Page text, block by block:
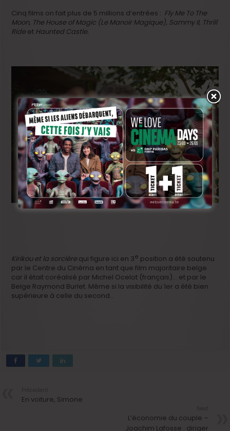
Cinq films on fait plus de 5 millions d’entrées : Fly Me To The
Moon, The House of Magic (Le Manoir Magique), Sammy II, Thrill
Ride et Haunted Castle.
Kirikou et la sorcière qui figure ici en 3e position a été soutenu
par le Centre du Cinéma en tant que film majoritaire belge
car il était coréalisé par Michel Ocelot (français)… et par le
Belge Raymond Burlet. Même si la visibilité du 1er a été bien
supérieure à celle du second…
En voiture, Simone
L’économie du couple –
Joachim Lafosse : diriger